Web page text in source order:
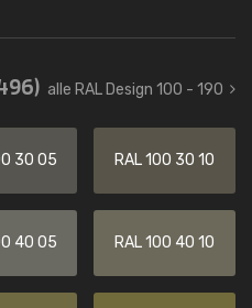
alle RAL Design 100 - 190
30 05 RAL 100 30 10
40 05 RAL 100 40 10